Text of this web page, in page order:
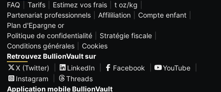
FAQ
Tarifs Estimez vos frais
t oz/kg
Partenariat professionnels
Affililiation
Compte enfant
Plan d'Epargne or
Politique de confidentialité
Stratégie fiscale
Conditions générales
Cookies
Retrouvez BullionVault sur
X (Twitter)
LinkedIn Facebook
YouTube
Instagram
Threads
Application mobile BullionVault